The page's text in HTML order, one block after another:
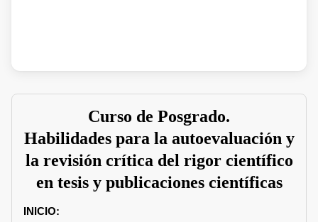
Curso de Posgrado.
Habilidades para la autoevaluación y
la revisión crítica del rigor científico
en tesis y publicaciones científicas
INICIO: